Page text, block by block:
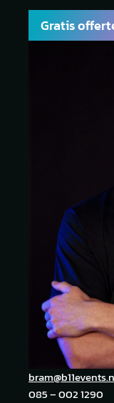
Gratis
085 – 002 1290